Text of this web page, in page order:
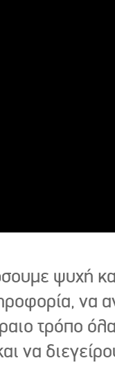
ψυχή
να
τρόπο
να